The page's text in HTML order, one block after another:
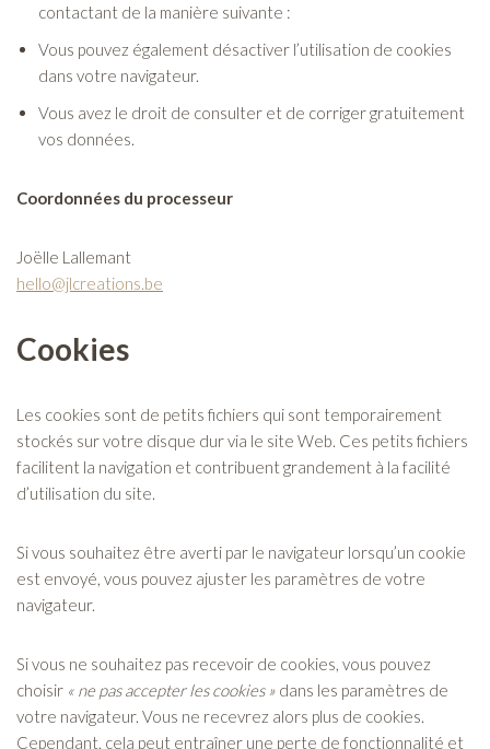
contactant de la manière suivante :
Vous pouvez également désactiver l’utilisation de cookies
dans votre navigateur.
Vous avez le droit de consulter et de corriger gratuitement
vos données.
Coordonnées du processeur
Joëlle Lallemant
hello@jlcreations.be
Cookies
Les cookies sont de petits fichiers qui sont temporairement
stockés sur votre disque dur via le site Web. Ces petits fichiers
facilitent la navigation et contribuent grandement à la facilité
d’utilisation du site.
Si vous souhaitez être averti par le navigateur lorsqu’un cookie
est envoyé, vous pouvez ajuster les paramètres de votre
navigateur.
Si vous ne souhaitez pas recevoir de cookies, vous pouvez
choisir « ne pas accepter les cookies » dans les paramètres de
votre navigateur. Vous ne recevrez alors plus de cookies.
Cependant, cela peut entraîner une perte de fonctionnalité et